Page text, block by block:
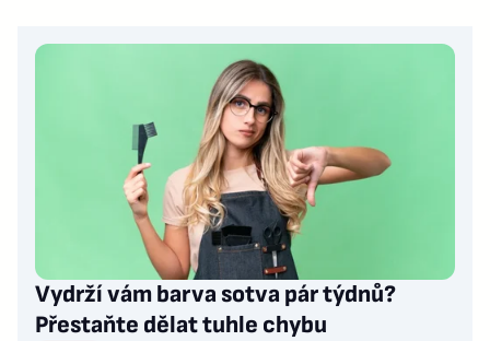
Vydrží vám barva sotva pár týdnů?
Přestaňte dělat tuhle chybu